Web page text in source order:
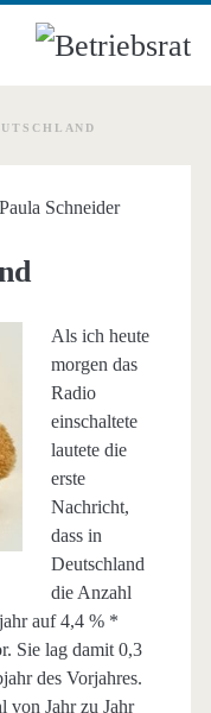
Paula Schneider
Als ich heute
morgen das
Radio
einschaltete
lautete die
erste
Nachricht,
dass in
Deutschland
die Anzahl
auf 4,4 % *
Sie lag damit 0,3
des Vorjahres.
von Jahr zu Jahr